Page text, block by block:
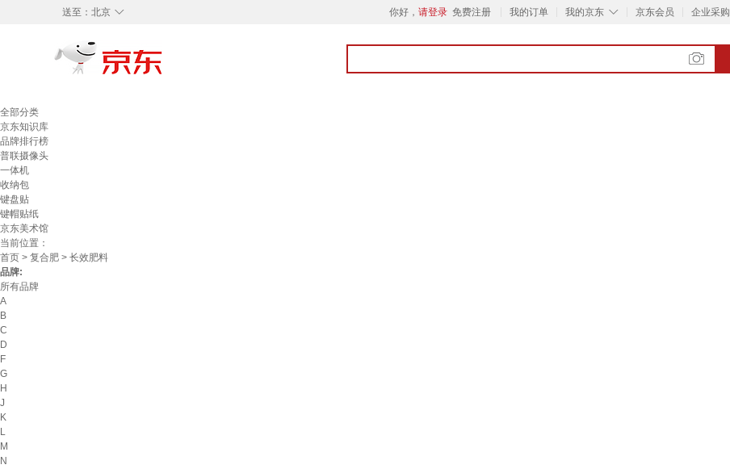
◇
送至： 北京 你好， 请登录 免费注册 我的订单 ◇
我的京东 京东会员 企业采购
全部分类
京东知识库
品牌排行榜
普联摄像头
一体机
收纳包
键盘贴
键帽贴纸
京东美术馆
当前位置：
首页 > 复合肥 > 长效肥料
品牌:
所有品牌
A
B
C
D
F
G
H
J
K
L
M
N